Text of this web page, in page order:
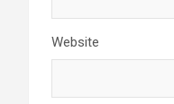
Website